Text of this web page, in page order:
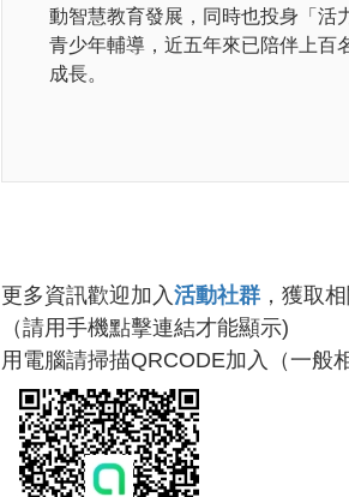
動智慧教育發展，同時也投身「活
青少年輔導，近五年來已陪伴上百
成長。
更多資訊歡迎加入活動社群 ，獲取
（請用手機點擊連結才能顯示)
用電腦請掃描QRCODE加入（一般